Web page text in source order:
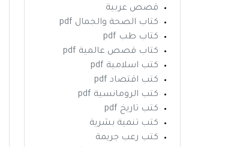
قصص عربية
كتاب الصحة والجمال pdf
كتاب طب pdf
كتاب قصص عالمية pdf
كتب اسلامية pdf
كتب اقتصاد pdf
كتب الرومانسية pdf
كتب تاريخ pdf
كتب تنمية بشرية
كتب رعب جريمة